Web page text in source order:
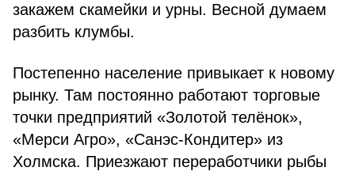
закажем скамейки и урны. Весной думаем
разбить клумбы.
Постепенно население привыкает к новому
рынку. Там постоянно ра­ботают торговые
точки предприятий «Золотой телёнок»,
«Мерси Агро», «Санэс-Кондитер» из
Холмска. При­езжают переработчики рыбы